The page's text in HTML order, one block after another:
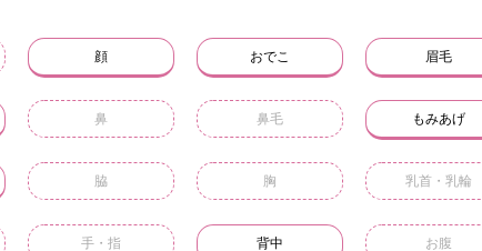
顔 おでこ 眉毛
鼻 鼻毛 もみあげ
脇 胸 乳首・乳輪
手・指 背中 お腹